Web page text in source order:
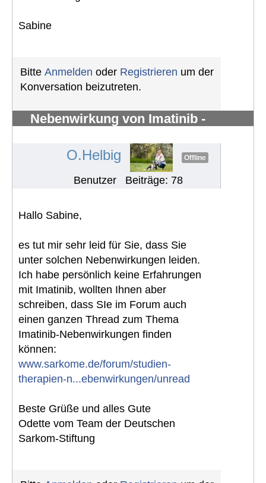
Sabine
Bitte Anmelden oder Registrieren um der
Konversation beizutreten.
Nebenwirkung von Imatinib -
O.Helbig Offline
Benutzer Beiträge: 78
Hallo Sabine,
es tut mir sehr leid für Sie, dass Sie
unter solchen Nebenwirkungen leiden.
Ich habe persönlich keine Erfahrungen
mit Imatinib, wollten Ihnen aber
schreiben, dass SIe im Forum auch
einen ganzen Thread zum Thema
Imatinib-Nebenwirkungen finden
können:
www.sarkome.de/forum/studien-
therapien-n...ebenwirkungen/unread
Beste Grüße und alles Gute
Odette vom Team der Deutschen
Sarkom-Stiftung